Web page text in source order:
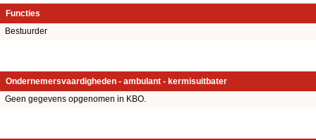
Functies
Bestuurder
Ondernemersvaardigheden - ambulant - kermisuitbater
Geen gegevens opgenomen in KBO.